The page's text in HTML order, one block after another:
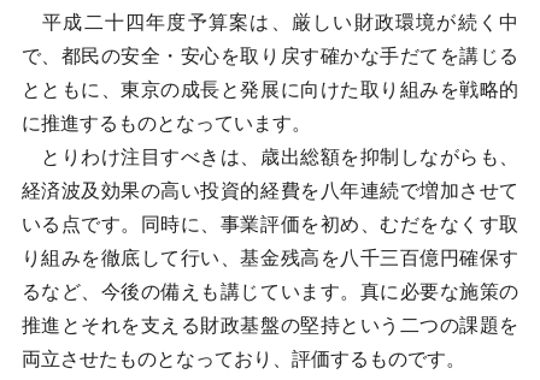
平成二十四年度予算案は、厳しい財政環境が続く中
で、都民の安全・安心を取り戻す確かな手だてを講じる
とともに、東京の成長と発展に向けた取り組みを戦略的
に推進するものとなっています。
とりわけ注目すべきは、歳出総額を抑制しながらも、
経済波及効果の高い投資的経費を八年連続で増加させて
いる点です。同時に、事業評価を初め、むだをなくす取
り組みを徹底して行い、基金残高を八千三百億円確保す
るなど、今後の備えも講じています。真に必要な施策の
推進とそれを支える財政基盤の堅持という二つの課題を
両立させたものとなっており、評価するものです。